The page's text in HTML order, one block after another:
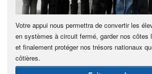
Votre appui nous permettra de convertir les
en systèmes à circuit fermé, garder nos côtes
et finalement protéger nos trésors nationaux
côtières.